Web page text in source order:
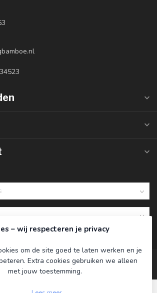
– wij respecteren je privacy
om de site goed te laten werken en je
Extra cookies gebruiken we alleen
met jouw toestemming.